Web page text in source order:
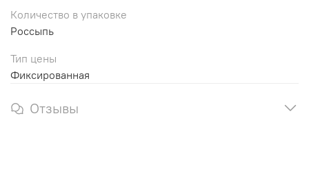
Количество в упаковке
Россыпь
Тип цены
Фиксированная
Отзывы